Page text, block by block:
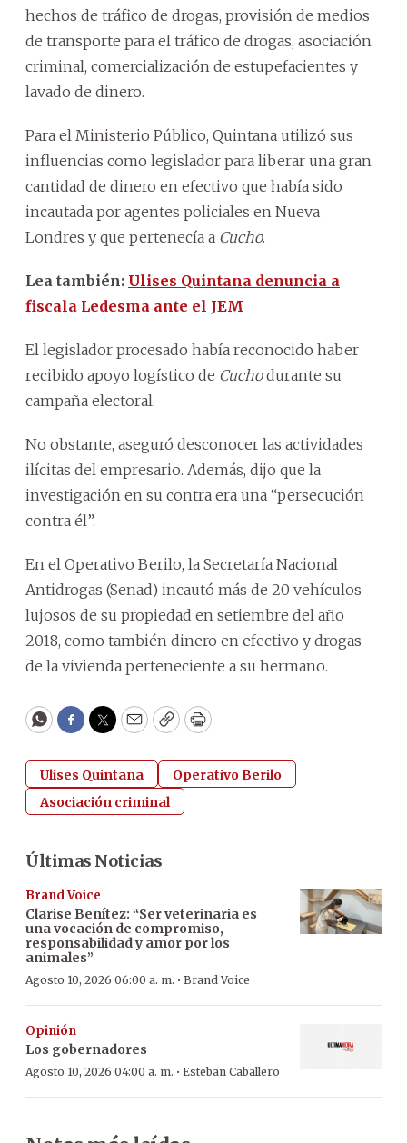
hechos de tráfico de drogas, provisión de medios
de transporte para el tráfico de drogas, asociación
criminal, comercialización de estupefacientes y
lavado de dinero.
Para el Ministerio Público, Quintana utilizó sus
influencias como legislador para liberar una gran
cantidad de dinero en efectivo que había sido
incautada por agentes policiales en Nueva
Londres y que pertenecía a Cucho.
Lea también: Ulises Quintana denuncia a
fiscala Ledesma ante el JEM
El legislador procesado había reconocido haber
recibido apoyo logístico de Cuchodurante su
campaña electoral.
No obstante, aseguró desconocer las actividades
ilícitas del empresario. Además, dijo que la
investigación en su contra era una “persecución
contra él”.
En el Operativo Berilo, la Secretaría Nacional
Antidrogas (Senad) incautó más de 20 vehículos
lujosos de su propiedad en setiembre del año
2018, como también dinero en efectivo y drogas
de la vivienda perteneciente a su hermano.
WhatsApp
Facebook
Twitter
EmailCopyPrint
Ulises Quintana
Operativo Berilo
Asociación criminal
Últimas Noticias
Brand Voice
Clarise Benítez: “Ser veterinaria es
una vocación de compromiso,
responsabilidad y amor por los
animales”
Agosto 10, 2026 06:00 a. m. · Brand Voice
Opinión
Los gobernadores
Agosto 10, 2026 04:00 a. m. · Esteban Caballero